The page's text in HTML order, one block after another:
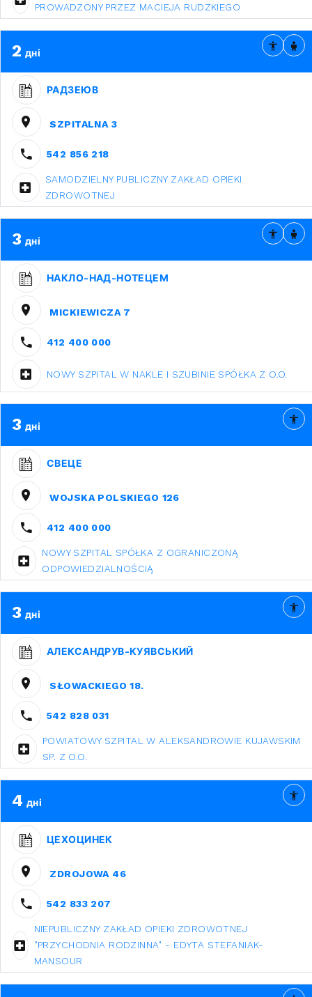
PROWADZONY PRZEZ MACIEJA RUDZKIEGO
2 дні
РАДЗЕЮВ
SZPITALNA 3
542 856 218
SAMODZIELNY PUBLICZNY ZAKŁAD OPIEKI
ZDROWOTNEJ
3 дні
НАКЛО-НАД-НОТЕЦЕМ
MICKIEWICZA 7
412 400 000
NOWY SZPITAL W NAKLE I SZUBINIE SPÓŁKA Z O.O.
3 дні
СВЕЦЕ
WOJSKA POLSKIEGO 126
412 400 000
NOWY SZPITAL SPÓŁKA Z OGRANICZONĄ
ODPOWIEDZIALNOŚCIĄ
3 дні
АЛЕКСАНДРУВ-КУЯВСЬКИЙ
SŁOWACKIEGO 18.
542 828 031
POWIATOWY SZPITAL W ALEKSANDROWIE KUJAWSKIM
SP. Z O.O.
4 дні
ЦЕХОЦИНЕК
ZDROJOWA 46
542 833 207
NIEPUBLICZNY ZAKŁAD OPIEKI ZDROWOTNEJ
"PRZYCHODNIA RODZINNA" - EDYTA STEFANIAK-
MANSOUR